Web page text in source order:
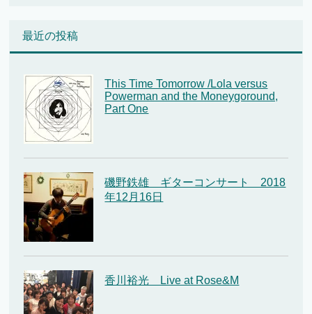
最近の投稿
This Time Tomorrow /Lola versus
Powerman and the Moneygoround,
Part One
磯野鉄雄 ギターコンサート 2018
年12月16日
香川裕光 Live at Rose&M